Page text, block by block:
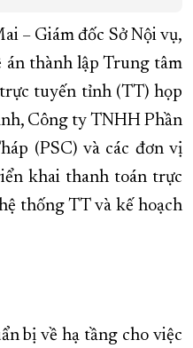
TRIỂN TỈNH KHÁNH HÒA
THÀNH PHỐ TRỰC THUỘC
VỀ BÁO KHÁNH HÒA
– Giám đốc Sở Nội vụ,
thành lập Trung tâm
tuyến tỉnh (TT) họp
Công ty TNHH Phần
(PSC) và các đơn vị
khai thanh toán trực
thống TT và kế hoạch
bị về hạ tầng cho việc